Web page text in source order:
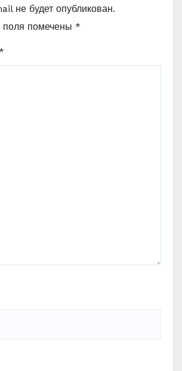
не будет опубликован.
поля помечены *